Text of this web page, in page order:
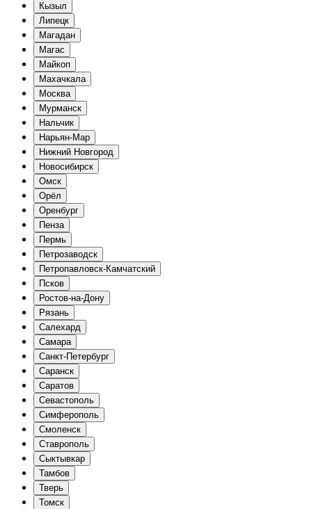
Кызыл
Липецк
Магадан
Магас
Майкоп
Махачкала
Москва
Мурманск
Нальчик
Нарьян-Мар
Нижний Новгород
Новосибирск
Омск
Орёл
Оренбург
Пенза
Пермь
Петрозаводск
Петропавловск-Камчатский
Псков
Ростов-на-Дону
Рязань
Салехард
Самара
Санкт-Петербург
Саранск
Саратов
Севастополь
Симферополь
Смоленск
Ставрополь
Сыктывкар
Тамбов
Тверь
Томск